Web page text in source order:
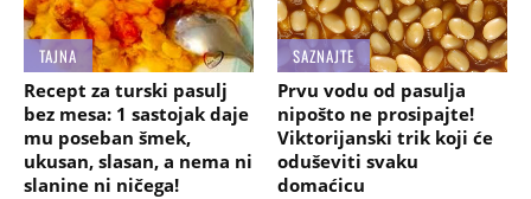
TAJNA
Recept za turski pasulj
bez mesa: 1 sastojak daje
mu poseban šmek,
ukusan, slasan, a nema ni
slanine ni ničega!
SAZNAJTE
Prvu vodu od pasulja
nipošto ne prosipajte!
Viktorijanski trik koji će
oduševiti svaku
domaćicu